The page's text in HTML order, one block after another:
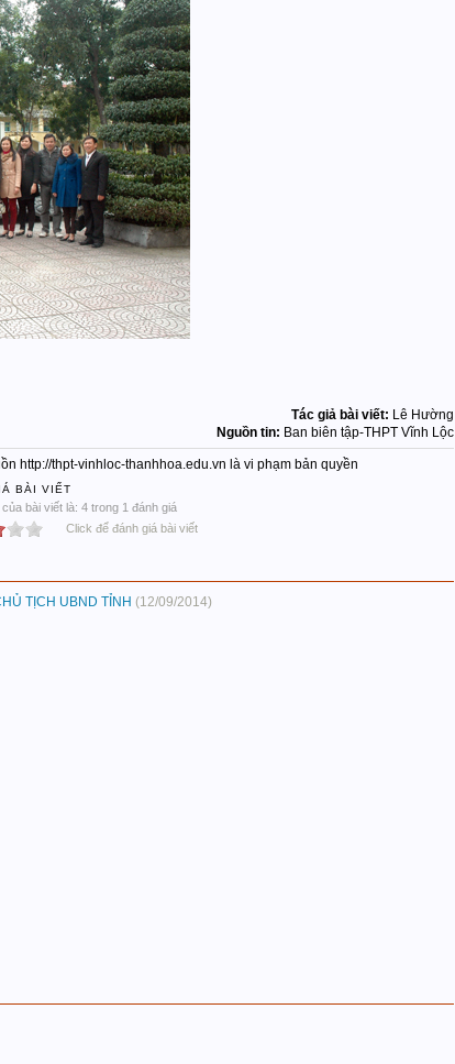
Tác giả bài viết: Lê Hường
Nguồn tin: Ban biên tập-THPT Vĩnh Lộc
http://thpt-vinhloc-thanhhoa.edu.vn là vi phạm bản quyền
BÀI VIẾT
bài viết là: 4 trong 1 đánh giá
Click để đánh giá bài viết
TỊCH UBND TỈNH (12/09/2014)